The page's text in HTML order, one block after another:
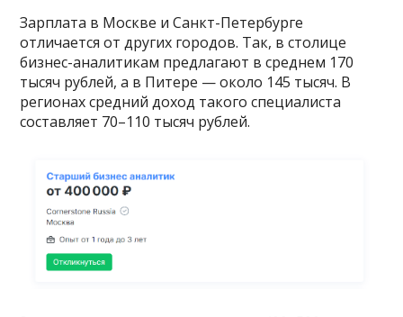
Зарплата в Москве и Санкт-Петербурге
отличается от других городов. Так, в столице
бизнес-аналитикам предлагают в среднем 170
тысяч рублей, а в Питере — около 145 тысяч. В
регионах средний доход такого специалиста
составляет 70–110 тысяч рублей.